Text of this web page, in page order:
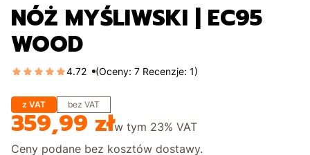
NÓŻ MYŚLIWSKI | EC95
WOOD
4.72 (Oceny: 7 Recenzje: 1)
z VAT bez VAT
Cena
359,99 złw tym 23% VAT
Ceny podane bez kosztów dostawy.